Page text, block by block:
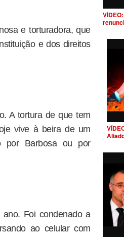
e torturadora, que
e dos direitos
A tortura de que tem
vive à beira de um
por Barbosa ou por
Foi condenado a
ao celular com